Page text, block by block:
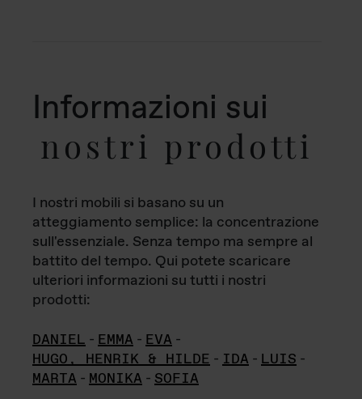
Informazioni sui
nostri prodotti
I nostri mobili si basano su un
atteggiamento semplice: la concentrazione
sull'essenziale. Senza tempo ma sempre al
battito del tempo. Qui potete scaricare
ulteriori informazioni su tutti i nostri
prodotti:
DANIEL - EMMA - EVA -
HUGO, HENRIK & HILDE - IDA - LUIS -
MARTA - MONIKA - SOFIA